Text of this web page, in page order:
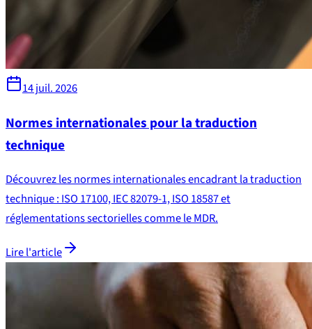
14 juil. 2026
Normes internationales pour la traduction
technique
Découvrez les normes internationales encadrant la traduction
technique : ISO 17100, IEC 82079-1, ISO 18587 et
réglementations sectorielles comme le MDR.
Lire l'article